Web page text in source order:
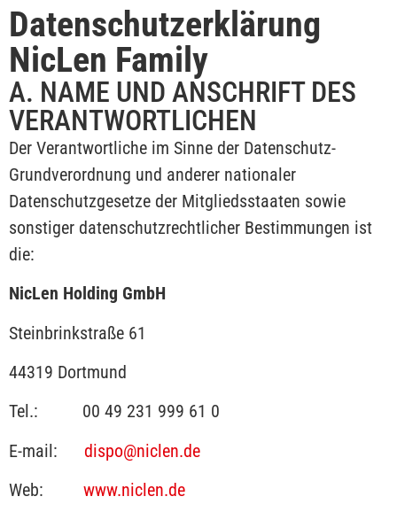
Datenschutzerklärung
NicLen Family
A. NAME UND ANSCHRIFT DES
VERANTWORTLICHEN
Der Verantwortliche im Sinne der Datenschutz-
Grundverordnung und anderer nationaler
Datenschutzgesetze der Mitgliedsstaaten sowie
sonstiger datenschutzrechtlicher Bestimmungen ist
die:
NicLen Holding GmbH
Steinbrinkstraße 61
44319 Dortmund
Tel.: 00 49 231 999 61 0
E-mail: dispo@niclen.de
Web: www.niclen.de